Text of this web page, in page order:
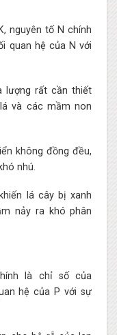
nguyên tố N chính
quan hệ của N với
lượng rất cần thiết
và các mầm non
không đồng đều,
nhú.
lá cây bị xanh
nảy ra khó phân
là chỉ số của
hệ của P với sự